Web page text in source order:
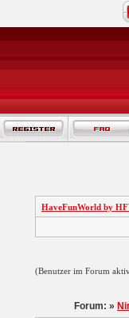
HaveFunWorld by
(Benutzer im Forum
Forum: »